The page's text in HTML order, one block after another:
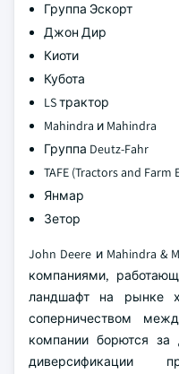
Группа Эскорт
Джон Дир
Киоти
Кубота
LS трактор
Mahindra и Mahindra
Группа Deutz-Fahr
TAFE (Tractors and
Янмар
Зетор
John Deere и Mahindra
компаниями,
ландшафт на рынке
соперничеством
компании борются
диверсификации